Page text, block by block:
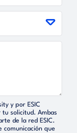
y por ESIC
tu solicitud. Ambas
de la red ESIC.
comunicación que